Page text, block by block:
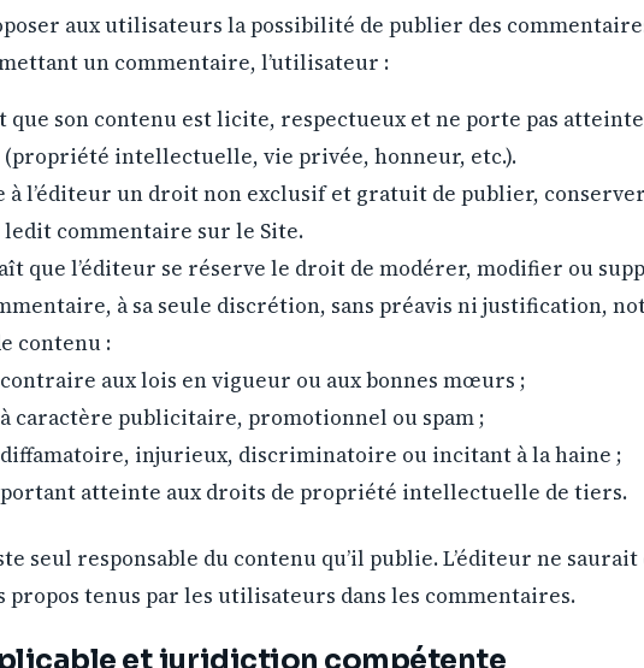
aux utilisateurs la possibilité de publier des
un commentaire, l’utilisateur :
que son contenu est licite, respectueux et ne porte pas
(propriété intellectuelle, vie privée, honneur, etc.).
à l’éditeur un droit non exclusif et gratuit de publier,
commentaire sur le Site.
que l’éditeur se réserve le droit de modérer, modifier ou
à sa seule discrétion, sans préavis ni justification,
contenu :
contraire aux lois en vigueur ou aux bonnes mœurs ;
à caractère publicitaire, promotionnel ou spam ;
diffamatoire, injurieux, discriminatoire ou incitant à la haine ;
portant atteinte aux droits de propriété intellectuelle de tiers.
seul responsable du contenu qu’il publie. L’éditeur ne
propos tenus par les utilisateurs dans les commentaires.
et juridiction compétente